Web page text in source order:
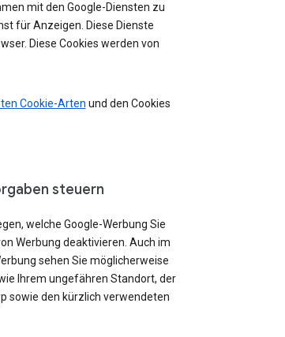
mit den Google-Diensten zu
für Anzeigen. Diese Dienste
Diese Cookies werden von
Cookie-Arten und den Cookies
steuern
welche Google-Werbung Sie
Werbung deaktivieren. Auch im
sehen Sie möglicherweise
Ihrem ungefähren Standort, der
sowie den kürzlich verwendeten